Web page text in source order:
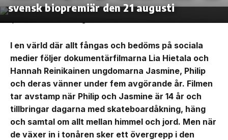
svensk biopremiär den 21 augusti
I en värld där allt fångas och bedöms på sociala
medier följer dokumentärfilmarna Lia Hietala och
Hannah Reinikainen ungdomarna Jasmine, Philip
och deras vänner under fem avgörande år. Filmen
tar avstamp när Philip och Jasmine är 14 år och
tillbringar dagarna med skateboardåkning, häng
och samtal om allt mellan himmel och jord. Men när
de växer in i tonåren sker ett övergrepp i den